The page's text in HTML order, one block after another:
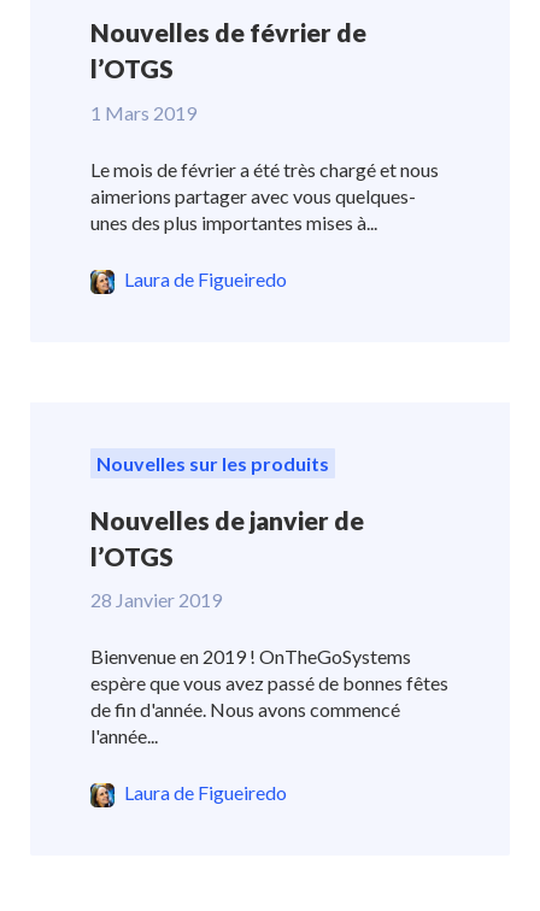
Nouvelles de février de
l’OTGS
1 Mars 2019
Le mois de février a été très chargé et nous
aimerions partager avec vous quelques-
unes des plus importantes mises à...
Laura de Figueiredo
Nouvelles sur les produits
Nouvelles de janvier de
l’OTGS
28 Janvier 2019
Bienvenue en 2019 ! OnTheGoSystems
espère que vous avez passé de bonnes fêtes
de fin d'année. Nous avons commencé
l'année...
Laura de Figueiredo